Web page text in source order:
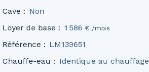
Cave : Non
Loyer de base : 1 586 € /mois
Référence : LM139651
Chauffe-eau : Identique au chauffage